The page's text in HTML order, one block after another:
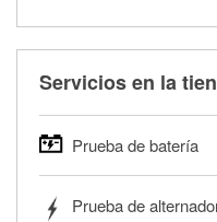
Servicios en la
Prueba de batería
autos, camionetas,
Prueba de